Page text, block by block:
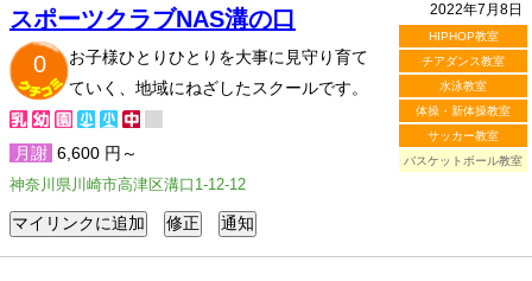
2022年7月8日
HIPHOP教室
チアダンス教室
水泳教室
体操・新体操教室
サッカー教室
バスケットボール教室
スポーツクラブNAS溝の口
0
お子様ひとりひとりを大事に見守り育て
ていく、地域にねざしたスクールです。
月謝 6,600 円～
神奈川県川崎市高津区溝口1-12-12